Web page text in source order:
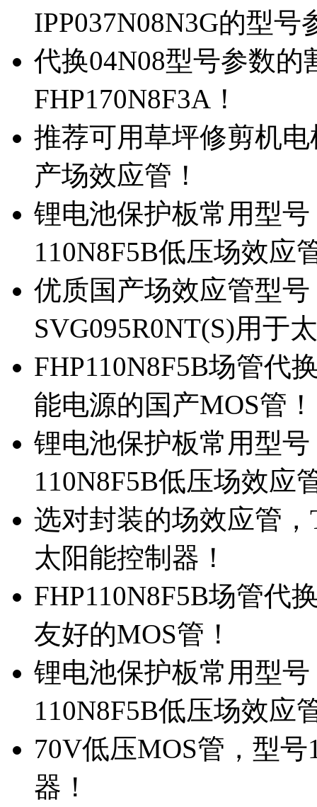
IPP037N08N3G的型号
代换04N08型号参数
FHP170N8F3A！
推荐可用草坪修剪机电
产场效应管！
锂电池保护板常用型号
110N8F5B低压场效应
优质国产场效应管型
SVG095R0NT(S)用于
FHP110N8F5B场管代
能电源的国产MOS管！
锂电池保护板常用型
110N8F5B低压场效应
选对封装的场效应管
太阳能控制器！
FHP110N8F5B场管代
友好的MOS管！
锂电池保护板常用型
110N8F5B低压场效应
70V低压MOS管，型
器！